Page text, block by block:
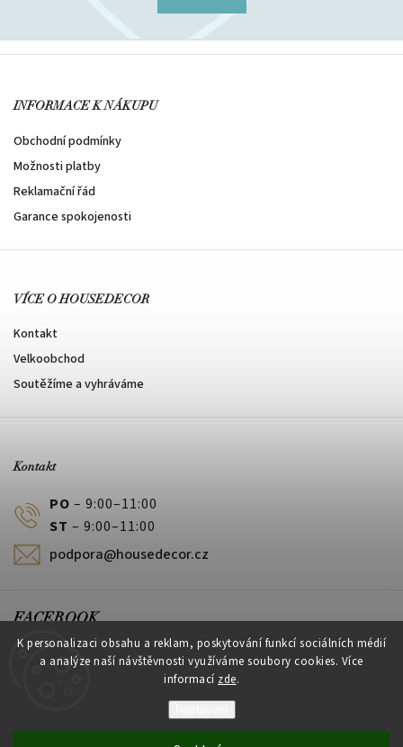
K personalizaci obsahu a reklam, poskytování funkcí sociálních médií
a analýze naší návštěvnosti využíváme soubory cookies. Více
informací zde.
INFORMACE K NÁKUPU
Obchodní podmínky
Možnosti platby
Reklamační řád
Garance spokojenosti
VÍCE O HOUSEDECOR
Kontakt
Velkoobchod
Soutěžíme a vyhráváme
Kontakt
PO – 9:00–11:00
ST – 9:00–11:00
podpora@housedecor.cz
FACEBOOK